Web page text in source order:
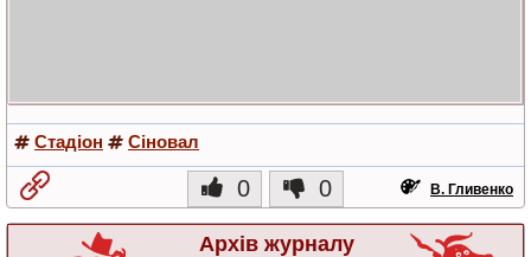
Стадіон Сіновал
0 0 В. Гливенко
Архів журналу